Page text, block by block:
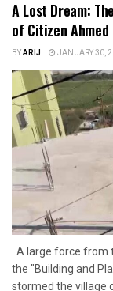
A Lost Dream:
of Citizen Ahmed
BYARIJ JANUARY 30,
A large force from
the "Building and
stormed the village